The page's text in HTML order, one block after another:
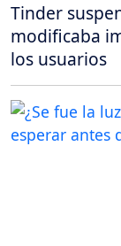
Tinder
modificaba
los usuarios